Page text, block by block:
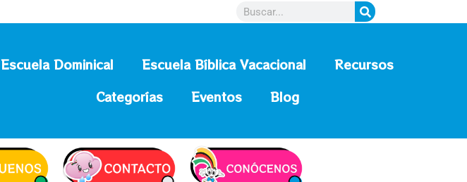
Escuela Dominical Escuela Bíblica Vacacional
Recursos
Categorías
Eventos Blog